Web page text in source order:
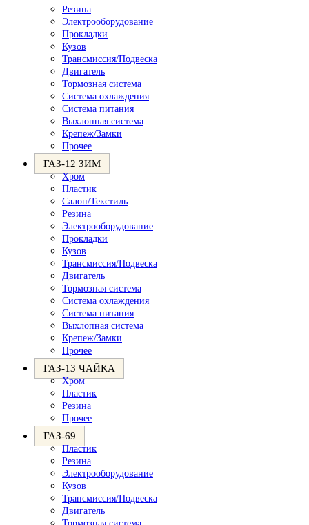
Резина
Электрооборудование
Прокладки
Кузов
Трансмиссия/Подвеска
Двигатель
Тормозная система
Система охлаждения
Система питания
Выхлопная система
Крепеж/Замки
Прочее
ГАЗ-12 ЗИМ
Хром
Пластик
Салон/Текстиль
Резина
Электрооборудование
Прокладки
Кузов
Трансмиссия/Подвеска
Двигатель
Тормозная система
Система охлаждения
Система питания
Выхлопная система
Крепеж/Замки
Прочее
ГАЗ-13 ЧАЙКА
Хром
Пластик
Резина
Прочее
ГАЗ-69
Пластик
Резина
Электрооборудование
Кузов
Трансмиссия/Подвеска
Двигатель